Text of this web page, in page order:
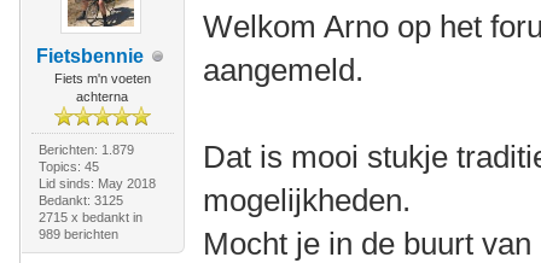
Fietsbennie
Fiets m'n voeten
achterna
Berichten: 1.879
Topics: 45
Lid sinds: May 2018
Bedankt: 3125
2715 x bedankt in
989 berichten
Welkom Arno op het
aangemeld.
Dat is mooi stukje
mogelijkheden.
Mocht je in de buurt